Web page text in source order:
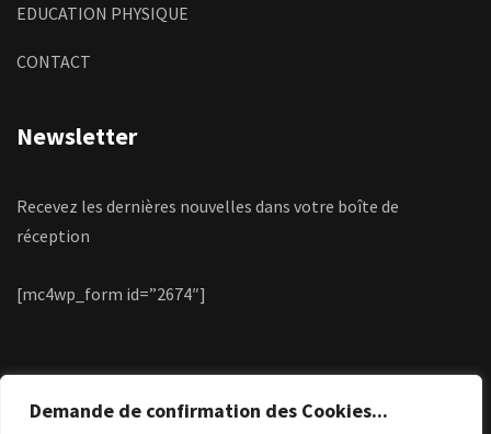
Demande de confirmation des Cookies...
EDUCATION PHYSIQUE
CONTACT
Newsletter
Recevez les dernières nouvelles dans votre boîte de
réception
[mc4wp_form id=”2674″]